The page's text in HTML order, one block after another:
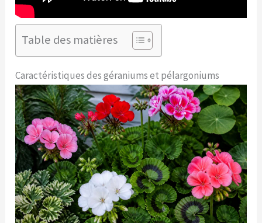
Table des matières
Caractéristiques des géraniums et pélargoniums